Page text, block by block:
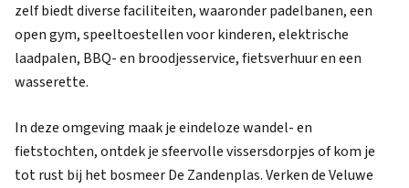
zelf biedt diverse faciliteiten, waaronder padelbanen, een
open gym, speeltoestellen voor kinderen, elektrische
laadpalen, BBQ- en broodjesservice, fietsverhuur en een
wasserette.
In deze omgeving maak je eindeloze wandel- en
fietstochten, ontdek je sfeervolle vissersdorpjes of kom je
tot rust bij het bosmeer De Zandenplas. Verken de Veluwe